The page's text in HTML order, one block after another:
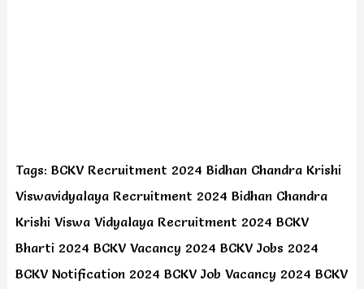
Tags: BCKV Recruitment 2024 Bidhan Chandra Krishi
Viswavidyalaya Recruitment 2024 Bidhan Chandra
Krishi Viswa Vidyalaya Recruitment 2024 BCKV
Bharti 2024 BCKV Vacancy 2024 BCKV Jobs 2024
BCKV Notification 2024 BCKV Job Vacancy 2024 BCKV